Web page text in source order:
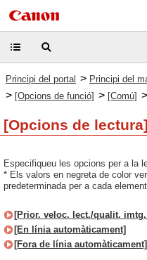
Principi del portal > Principi del
> [Opcions de funció] > [Comú] >
[Opcions de lectura]
Especifiqueu les opcions per a la
* Els valors en negreta de color
predeterminada per a cada
[Prior. veloc. lect./qualit.
[En línia automàticament]
[Fora de línia automàticament]